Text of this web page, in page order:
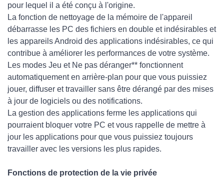
pour lequel il a été conçu à l'origine.
La fonction de nettoyage de la mémoire de l'appareil
débarrasse les PC des fichiers en double et indésirables et
les appareils Android des applications indésirables, ce qui
contribue à améliorer les performances de votre système.
Les modes Jeu et Ne pas déranger** fonctionnent
automatiquement en arrière-plan pour que vous puissiez
jouer, diffuser et travailler sans être dérangé par des mises
à jour de logiciels ou des notifications.
La gestion des applications ferme les applications qui
pourraient bloquer votre PC et vous rappelle de mettre à
jour les applications pour que vous puissiez toujours
travailler avec les versions les plus rapides.
Fonctions de protection de la vie privée